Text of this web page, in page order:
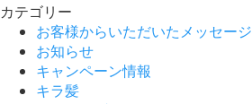
カテゴリー
お客様からいただいたメッセージ
お知らせ
キャンペーン情報
キラ髪